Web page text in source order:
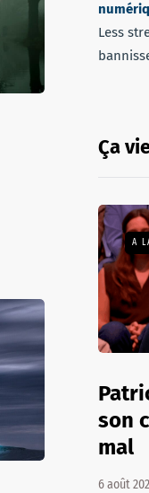
Less
Ça
A
son
mal
6 août